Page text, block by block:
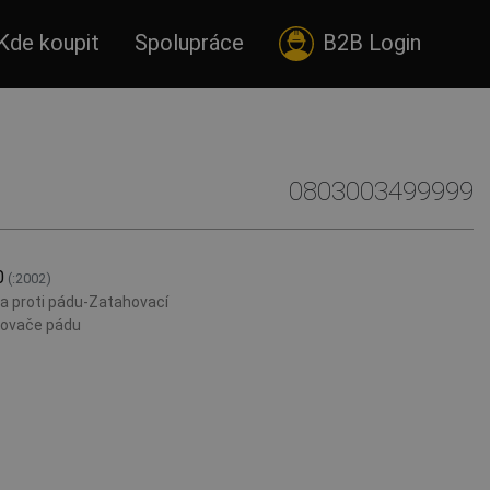
koupit Spolupráce B2B Login
0803003499999
(:2002)
proti pádu-Zatahovací
pádu